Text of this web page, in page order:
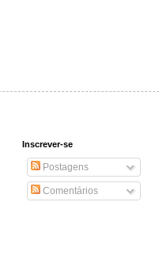
Inscrever-se
Postagens
Comentários